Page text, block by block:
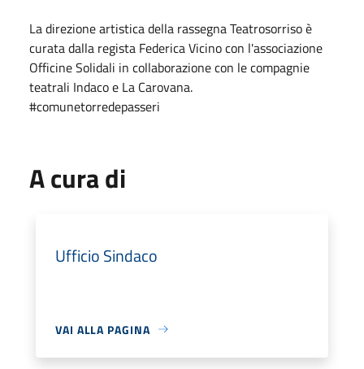
La direzione artistica della rassegna Teatrosorriso è
curata dalla regista Federica Vicino con l'associazione
Officine Solidali in collaborazione con le compagnie
teatrali Indaco e La Carovana.
#comunetorredepasseri
A cura di
Ufficio Sindaco
VAI ALLA PAGINA